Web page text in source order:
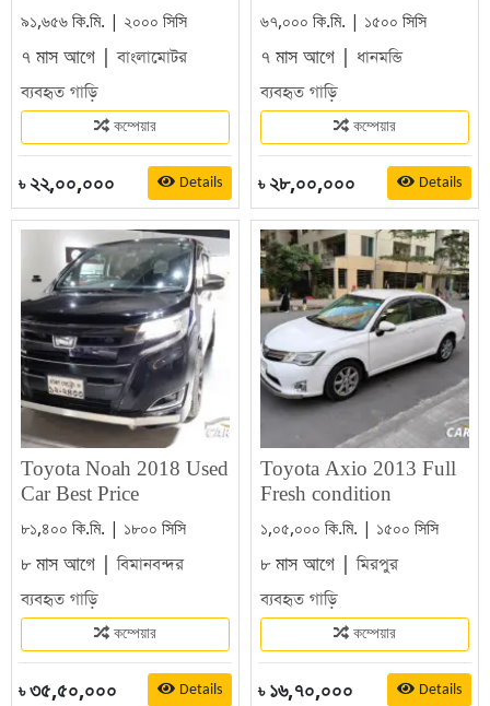
৯১,৬৫৬ কি.মি. | ২০০০ সিসি
৭ মাস আগে |বাংলামোটর
ব্যবহৃত গাড়ি
কম্পেয়ার
৳ ২২,০০,০০০ Details
৬৭,০০০ কি.মি. | ১৫০০ সিসি
৭ মাস আগে | ধানমন্ডি
ব্যবহৃত গাড়ি
কম্পেয়ার
৳ ২৮,০০,০০০ Details
Toyota Noah 2018 Used
Car Best Price
৮১,৪০০ কি.মি. | ১৮০০ সিসি
৮ মাস আগে |বিমানবন্দর
ব্যবহৃত গাড়ি
কম্পেয়ার
৳ ৩৫,৫০,০০০ Details
Toyota Axio 2013 Full
Fresh condition
১,০৫,০০০ কি.মি. | ১৫০০ সিসি
৮ মাস আগে |মিরপুর
ব্যবহৃত গাড়ি
কম্পেয়ার
৳ ১৬,৭০,০০০ Details